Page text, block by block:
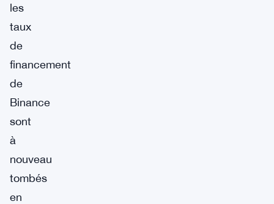
les
taux
de
financement
de
Binance
sont
à
nouveau
tombés
en